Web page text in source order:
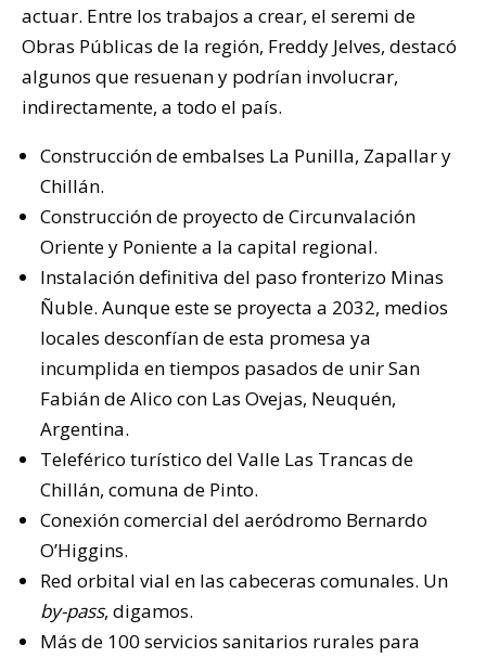
actuar. Entre los trabajos a crear, el seremi de
Obras Públicas de la región, Freddy Jelves, destacó
algunos que resuenan y podrían involucrar,
indirectamente, a todo el país.
Construcción de embalses La Punilla, Zapallar y
Chillán.
Construcción de proyecto de Circunvalación
Oriente y Poniente a la capital regional.
Instalación definitiva del paso fronterizo Minas
Ñuble. Aunque este se proyecta a 2032, medios
locales desconfían de esta promesa ya
incumplida en tiempos pasados de unir San
Fabián de Alico con Las Ovejas, Neuquén,
Argentina.
Teleférico turístico del Valle Las Trancas de
Chillán, comuna de Pinto.
Conexión comercial del aeródromo Bernardo
O’Higgins.
Red orbital vial en las cabeceras comunales. Un
by-pass, digamos.
Más de 100 servicios sanitarios rurales para